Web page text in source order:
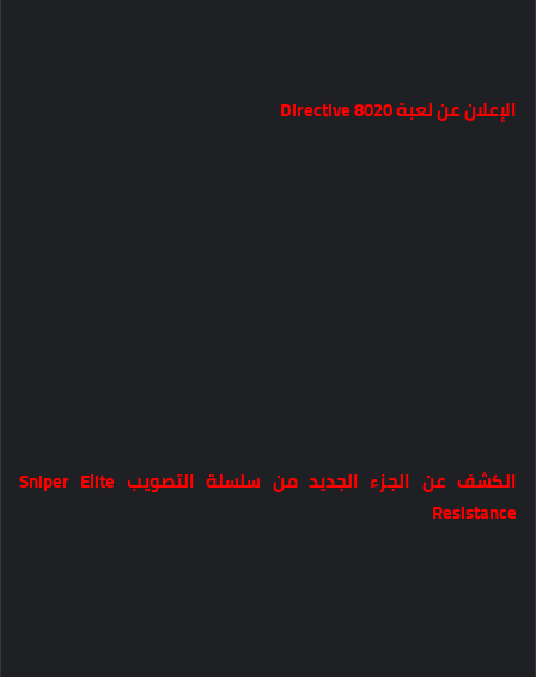
الإعلان عن لعبة Directive 8020
الكشف عن الجزء الجديد من سلسلة التصويب Sniper Elite
Resistance